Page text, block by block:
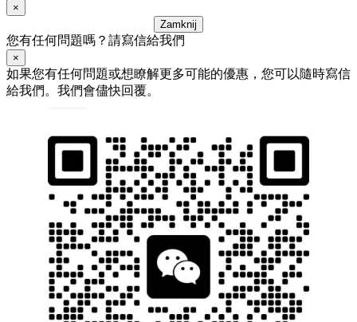
×
Zamknij
您有任何問題嗎？請寫信給我們
×
如果您有任何問題或想瞭解更多可能的優惠，您可以隨時寫信
給我們。我們會儘快回覆。